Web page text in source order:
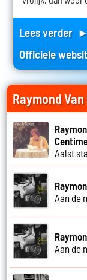
Lees verder ►
Officiele
Raymond
Aalst
Aan de
Aan de